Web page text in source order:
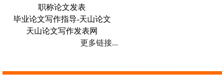
职称论文发表
毕业论文写作指导-天山论文
天山论文写作发表网
更多链接...